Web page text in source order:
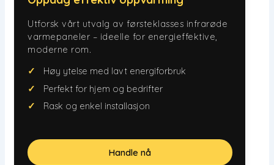
Utforsk vårt utvalg av førsteklasses infrarøde
varmepaneler – ideelle for energieffektive,
moderne rom.
Høy ytelse med lavt energiforbruk
Perfekt for hjem og bedrifter
Rask og enkel installasjon
Handle nå